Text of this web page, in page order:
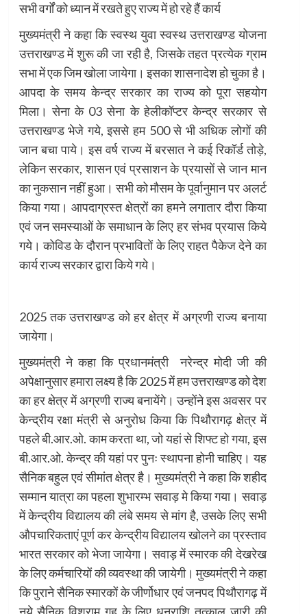
सभी वर्गों को ध्यान में रखते हुए राज्य में हो रहे हैं कार्य
मुख्यमंत्री ने कहा कि स्वस्थ युवा स्वस्थ उत्तराखण्ड योजना
उत्तराखण्ड में शुरू की जा रही है, जिसके तहत प्रत्येक ग्राम
सभा में एक जिम खोला जायेगा। इसका शासनादेश हो चुका है।
आपदा के समय केन्द्र सरकार का राज्य को पूरा सहयोग
मिला। सेना के 03 सेना के हेलीकॉप्टर केन्द्र सरकार से
उत्तराखण्ड भेजे गये, इससे हम 500 से भी अधिक लोगों की
जान बचा पाये। इस वर्ष राज्य में बरसात ने कई रिकॉर्ड तोड़े,
लेकिन सरकार, शासन एवं प्रसाशन के प्रयासों से जान मान
का नुकसान नहीं हुआ। सभी को मौसम के पूर्वानुमान पर अलर्ट
किया गया। आपदाग्रस्त क्षेत्रों का हमने लगातार दौरा किया
एवं जन समस्याओं के समाधान के लिए हर संभव प्रयास किये
गये। कोविड के दौरान प्रभावितों के लिए राहत पैकेज देने का
कार्य राज्य सरकार द्वारा किये गये।
2025 तक उत्तराखण्ड को हर क्षेत्र में अग्रणी राज्य बनाया
जायेगा।
मुख्यमंत्री ने कहा कि प्रधानमंत्री नरेन्द्र मोदी जी की
अपेक्षानुसार हमारा लक्ष्य है कि 2025 में हम उत्तराखण्ड को देश
का हर क्षेत्र में अग्रणी राज्य बनायेंगे। उन्होंने इस अवसर पर
केन्द्रीय रक्षा मंत्री से अनुरोध किया कि पिथौरागढ़ क्षेत्र में
पहले बी.आर.ओ. काम करता था, जो यहां से शिफ्ट हो गया, इस
बी.आर.ओ. केन्द्र की यहां पर पुनः स्थापना होनी चाहिए। यह
सैनिक बहुल एवं सीमांत क्षेत्र है। मुख्यमंत्री ने कहा कि शहीद
सम्मान यात्रा का पहला शुभारम्भ सवाड़ मे किया गया। सवाड़
में केन्द्रीय विद्यालय की लंबे समय से मांग है, उसके लिए सभी
औपचारिकताएं पूर्ण कर केन्द्रीय विद्यालय खोलने का प्रस्ताव
भारत सरकार को भेजा जायेगा। सवाड़ में स्मारक की देखरेख
के लिए कर्मचारियों की व्यवस्था की जायेगी। मुख्यमंत्री ने कहा
कि पुराने सैनिक स्मारकों के जीर्णोधार एवं जनपद पिथौरागढ़ में